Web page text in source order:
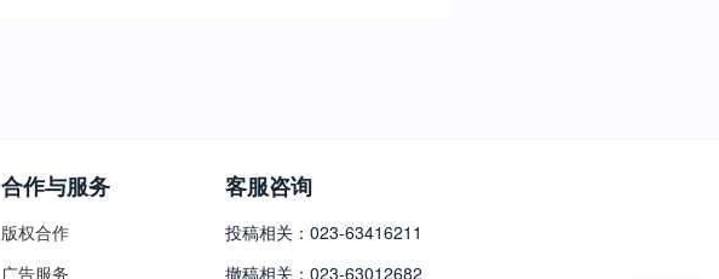
合作与服务
版权合作
广告服务
客服咨询
投稿相关：023-63416211
撤稿相关：023-63012682